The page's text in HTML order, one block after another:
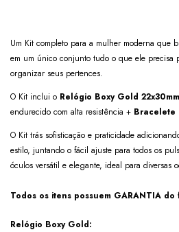
Um Kit completo para a mulher moderna que
em um único conjunto tudo o que ele precisa
organizar seus pertences.
O Kit inclui o Relógio Boxy Gold 22x30mm
endurecido com alta resistência + Bracelete
O Kit trás sofisticação e praticidade
estilo, juntando o fácil ajuste para todos os
óculos versátil e elegante, ideal para diversas
Todos os itens possuem GARANTIA
Relógio Boxy Gold: